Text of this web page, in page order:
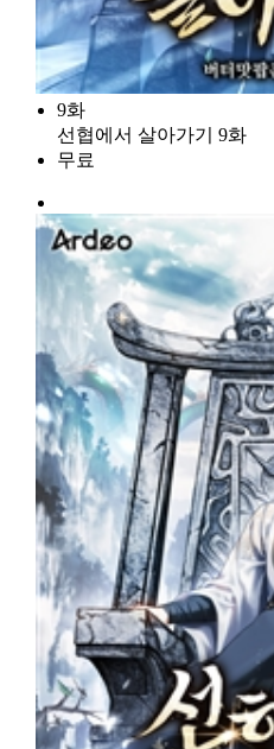
9화
선협에서 살아가기 9화
무료